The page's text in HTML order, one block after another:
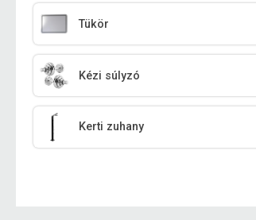
Tükör
Kézi súlyzó
Kerti zuhany